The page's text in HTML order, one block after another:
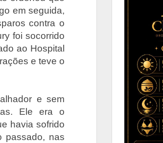
em seguida,
contra o
foi socorrido
ao Hospital
e teve o
e sem
Ele era o
havia sofrido
passado, nas